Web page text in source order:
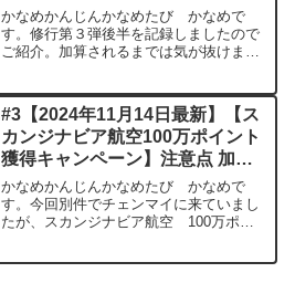
り そして初めてのダイバート
かなめかんじんかなめたび かなめで
す。修行第３弾後半を記録しましたので
ご紹介。加算されるまでは気が抜けませ
ポイントキャンペーン （参考路線掲
載）#2【スカンジナビア...
#3【2024年11月14日最新】【ス
カンジナビア航空100万ポイント
獲得キャンペーン】注意点 加算
対象チケットクラス
かなめかんじんかなめたび かなめで
す。今回別件でチェンマイに来ていまし
たが、スカンジナビア航空 100万ポイ